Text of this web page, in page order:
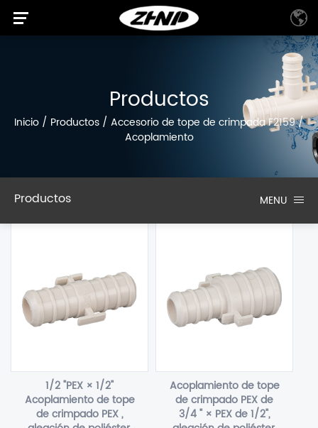
Productos
Inicio / Productos / Accesorio de tope de crimpada F2159/
Acoplamiento
Productos MENU
1/2 "PEX × 1/2"
Acoplamiento de tope
de crimpado PEX ,
Acoplamiento de tope
de crimpado PEX de
3/4 " × PEX de 1/2",